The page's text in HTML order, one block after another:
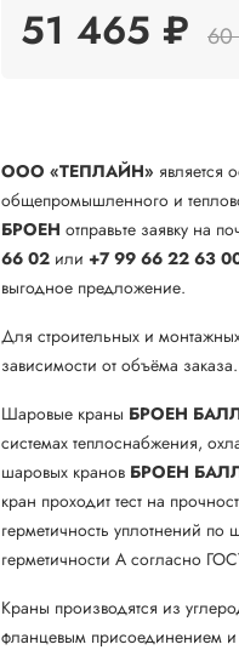
51 465 ₽ 60
ООО «ТЕПЛАЙН» является
общепромышленного и
БРОЕН отправьте заявку на
66 02 или +7 99 66 22 63
выгодное предложение.
Для строительных и
зависимости от объёма заказа.
Шаровые краны БРОЕН
системах теплоснабжения,
шаровых кранов БРОЕН
кран проходит тест на
герметичность уплотнений по
герметичности А согласно
Краны производятся из
фланцевым присоединением и